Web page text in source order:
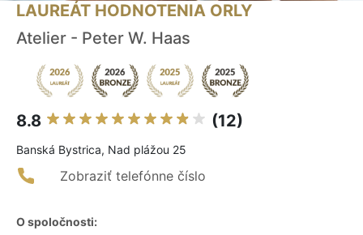
LAUREÁT HODNOTENIA ORLY
Atelier - Peter W. Haas
8.8 (12)
Banská Bystrica, Nad plážou 25
Zobraziť telefónne číslo
O spoločnosti: